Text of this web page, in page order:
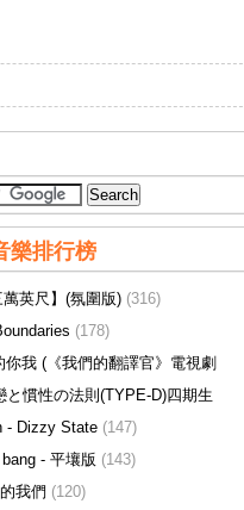
樂排行榜
英尺】(氛圍版) (316)
(178)
你我 (《我們的翻譯官》電視劇
と慣性の法則(TYPE-D)四期生
- Dizzy State (147)
- 平壤版 (143)
我們 (120)